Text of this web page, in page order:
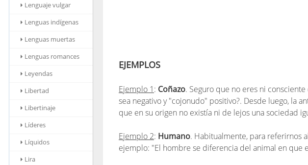
Lenguaje vulgar
Lenguas indígenas
Lenguas muertas
Lenguas romances
Leyendas
Libertad
Libertinaje
Líderes
Líquidos
Lira
EJEMPLOS
Ejemplo 1: Coñazo. Seguro que no eres ni
sea negativo y "cojonudo" positivo?. Desde luego, la
que en su origen no existía ni de lejos una sociedad
Ejemplo 2: Humano. Habitualmente, para referirnos
ejemplo: "El hombre se diferencia del animal en que